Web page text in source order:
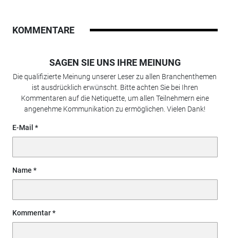
KOMMENTARE
SAGEN SIE UNS IHRE MEINUNG
Die qualifizierte Meinung unserer Leser zu allen Branchenthemen
ist ausdrücklich erwünscht. Bitte achten Sie bei Ihren
Kommentaren auf die Netiquette, um allen Teilnehmern eine
angenehme Kommunikation zu ermöglichen. Vielen Dank!
E-Mail
Name
Kommentar